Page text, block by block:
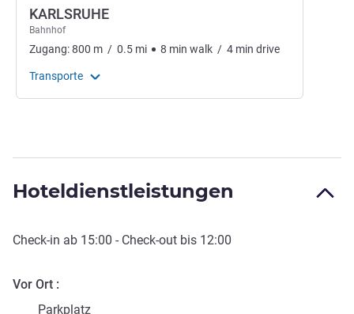
KARLSRUHE
Bahnhof
Zugang:800 m / 0.5 mi 8 min walk / 4 min drive
Transporte
Hoteldienstleistungen
Check-in ab 15:00 - Check-out bis 12:00
Vor Ort
Parkplatz